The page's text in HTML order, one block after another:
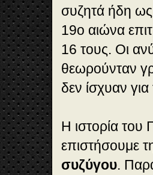
συζητά ήδη ως
19ο αιώνα
16 τους. Οι
θεωρούνταν
δεν ίσχυαν
Η ιστορία του
επιστήσουμε
συζύγου.